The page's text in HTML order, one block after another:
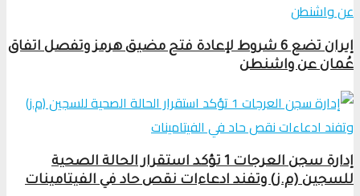
إيران تضع 6 شروط لإعادة فتح مضيق هرمز وتفصل اتفاق
عُمان عن واشنطن
إدارة سجن العرجات 1 تؤكد استقرار الحالة الصحية
للسجين (م.ز) وتفند ادعاءات نقص حاد في الفيتامينات